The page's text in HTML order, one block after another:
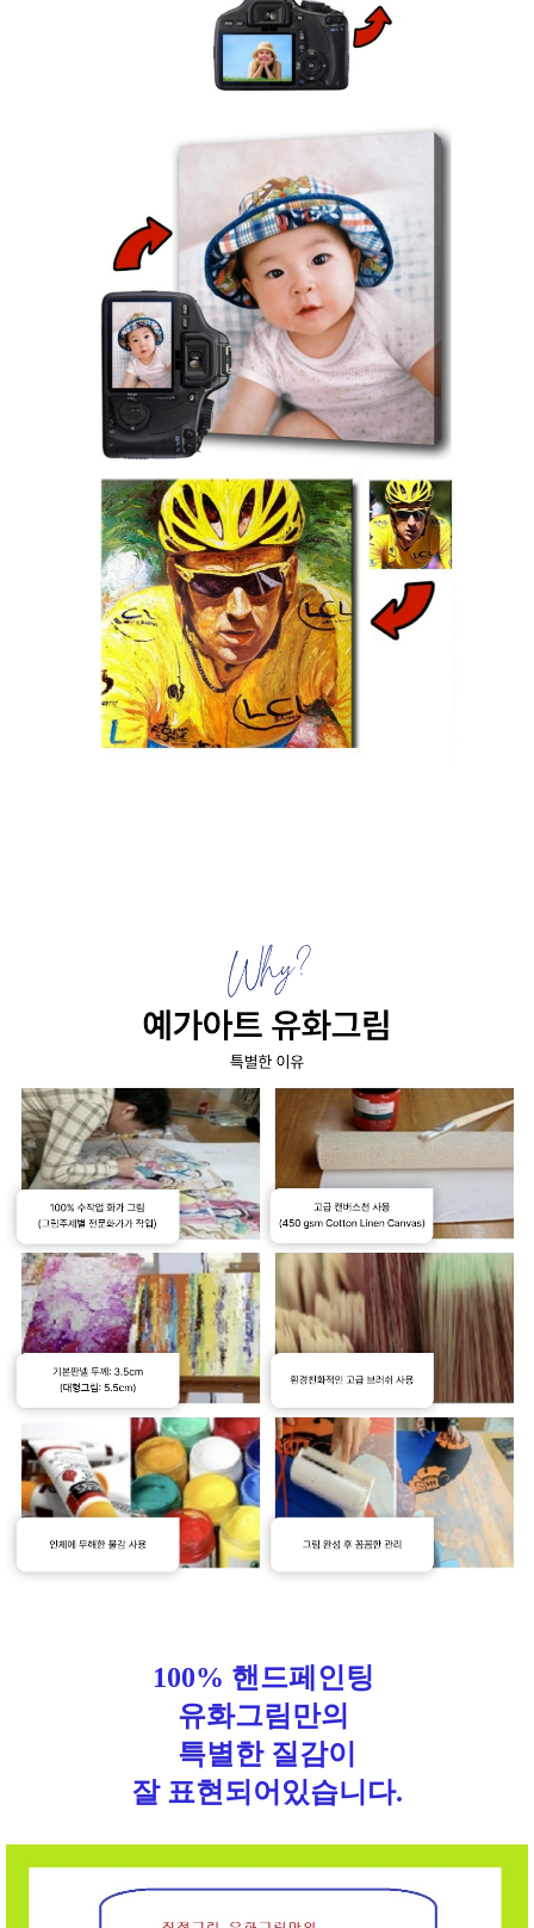
100% 핸드페인팅
유화그림만의
특별한 질감이
잘 표현되어있습니다.